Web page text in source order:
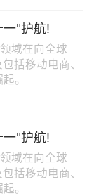
"护航!
域在向全球
括移动电商、
。
"护航!
域在向全球
括移动电商、
。